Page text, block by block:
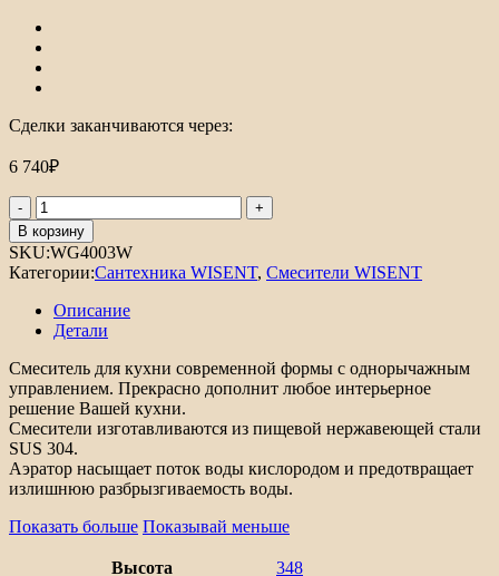
Сделки заканчиваются через:
6 740₽
Количество
товара
Смеситель
для
кухни
однорычажный
WISENT
белый/
хром
В корзину
SKU:WG4003W
Категории:Сантехника WISENT, Смесители WISENT
Описание
Детали
Смеситель для кухни современной формы с однорычажным
управлением. Прекрасно дополнит любое интерьерное
решение Вашей кухни.
Смесители изготавливаются из пищевой нержавеющей стали
SUS 304.
Аэратор насыщает поток воды кислородом и предотвращает
излишнюю разбрызгиваемость воды.
Показать больше Показывай меньше
Высота 348